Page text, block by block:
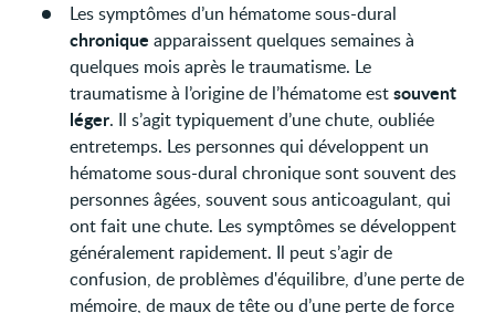
Les symptômes d’un hématome sous-dural
chronique apparaissent quelques semaines à
quelques mois après le traumatisme. Le
traumatisme à l’origine de l’hématome estsouvent
léger. Il s’agit typiquement d’une chute, oubliée
entretemps. Les personnes qui développent un
hématome sous-dural chronique sont souvent des
personnes âgées, souvent sous anticoagulant, qui
ont fait une chute. Les symptômes se développent
généralement rapidement. Il peut s’agir de
confusion, de problèmes d'équilibre, d’une perte de
mémoire, de maux de tête ou d’une perte de force